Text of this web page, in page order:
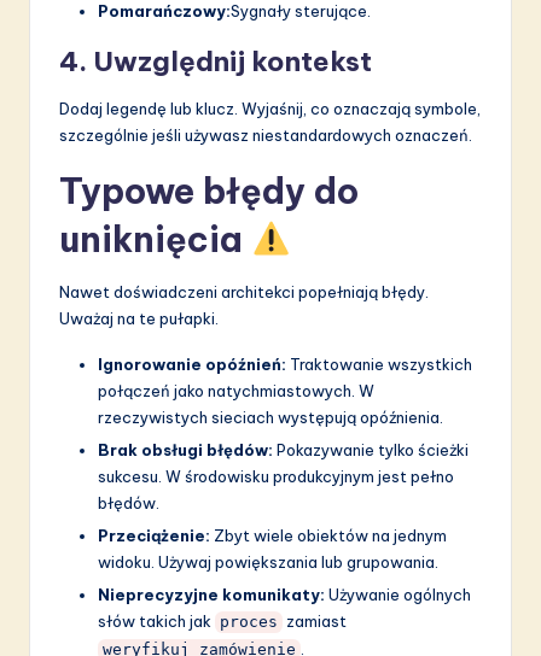
Pomarańczowy:Sygnały sterujące.
4. Uwzględnij kontekst
Dodaj legendę lub klucz. Wyjaśnij, co oznaczają symbole,
szczególnie jeśli używasz niestandardowych oznaczeń.
Typowe błędy do
uniknięcia
Nawet doświadczeni architekci popełniają błędy.
Uważaj na te pułapki.
Ignorowanie opóźnień: Traktowanie wszystkich
połączeń jako natychmiastowych. W
rzeczywistych sieciach występują opóźnienia.
Brak obsługi błędów: Pokazywanie tylko ścieżki
sukcesu. W środowisku produkcyjnym jest pełno
błędów.
Przeciążenie: Zbyt wiele obiektów na jednym
widoku. Używaj powiększania lub grupowania.
Nieprecyzyjne komunikaty: Używanie ogólnych
słów takich jak proces zamiast
weryfikuj_zamówienie .